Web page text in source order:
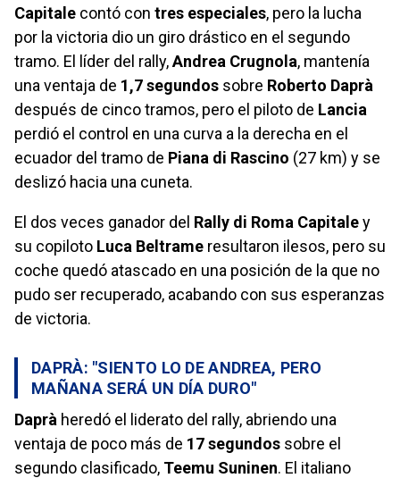
Capitale contó con tres especiales, pero la lucha
por la victoria dio un giro drástico en el segundo
tramo. El líder del rally,Andrea Crugnola, mantenía
una ventaja de 1,7 segundos sobre Roberto Daprà
después de cinco tramos, pero el piloto de Lancia
perdió el control en una curva a la derecha en el
ecuador del tramo de Piana di Rascino (27 km) y se
deslizó hacia una cuneta.
El dos veces ganador del Rally di Roma Capitaley
su copiloto Luca Beltrame resultaron ilesos, pero su
coche quedó atascado en una posición de la que no
pudo ser recuperado, acabando con sus esperanzas
de victoria.
DAPRÀ: "SIENTO LO DE ANDREA, PERO
MAÑANA SERÁ UN DÍA DURO"
Daprà heredó el liderato del rally, abriendo una
ventaja de poco más de 17 segundos sobre el
segundo clasificado, Teemu Suninen. El italiano